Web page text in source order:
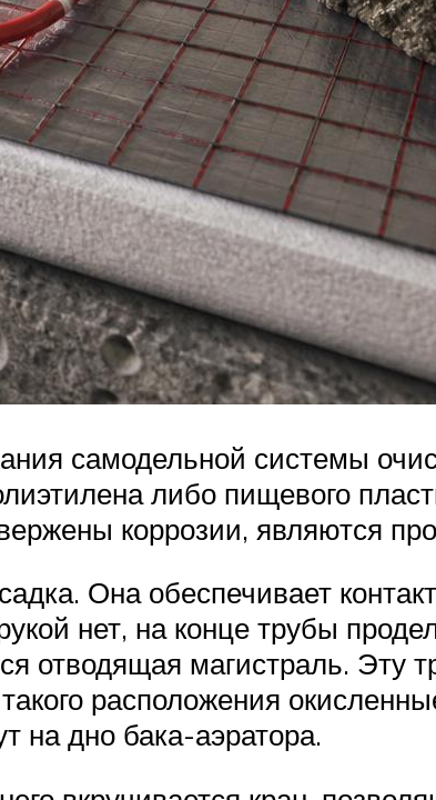
самодельной системы
либо пищевого
коррозии, являются
Она обеспечивает
нет, на конце трубы
отводящая магистраль. Эту
расположения
на дно бака-аэратора.